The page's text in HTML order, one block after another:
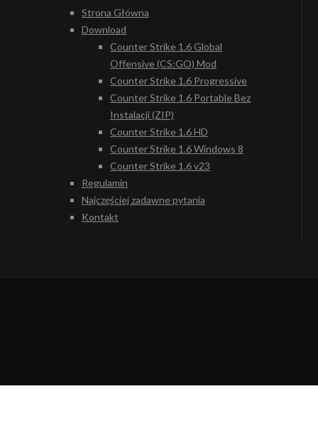
Strona Główna
Download
Counter Strike 1.6 Global
Offensive (CS:GO) Mod
Counter Strike 1.6 Progressive
Counter Strike 1.6 Portable Bez
Instalacji (ZIP)
Counter Strike 1.6 HD
Counter Strike 1.6 Windows 8
Counter Strike 1.6 v23
Regulamin
Najczęściej zadawne pytania
Kontakt